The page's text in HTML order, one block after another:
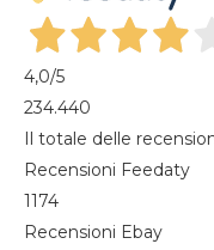
4,0/5
234.440
Il totale delle
Recensioni Feedaty
1174
Recensioni Ebay